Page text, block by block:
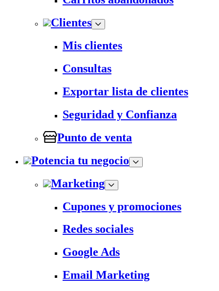
Clientes
Mis clientes
Consultas
Exportar lista de clientes
Seguridad y Confianza
Punto de venta
Potencia tu negocio
Marketing
Cupones y promociones
Redes sociales
Google Ads
Email Marketing